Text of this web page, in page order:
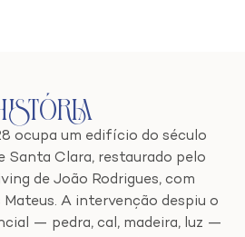
ocupa um edifício do século
Santa Clara, restaurado pelo
de João Rodrigues, com
A intervenção despiu o
— pedra, cal, madeira, luz —